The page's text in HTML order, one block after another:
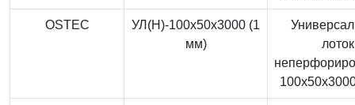
OSTEC
УЛ(Н)-100x50x3000 (1
мм)
лоток